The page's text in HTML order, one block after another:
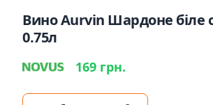
Вино Aurvin Шардоне біле
0.75л
169 грн.